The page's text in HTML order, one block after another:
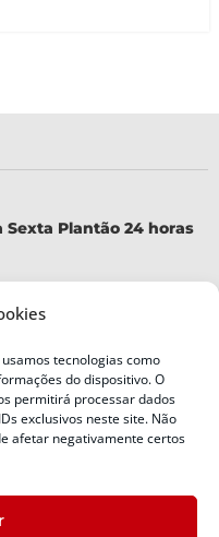
tecnologias como
do dispositivo. O
permitirá processar dados
exclusivos neste site. Não
afetar negativamente certos
Sexta Plantão 24 horas